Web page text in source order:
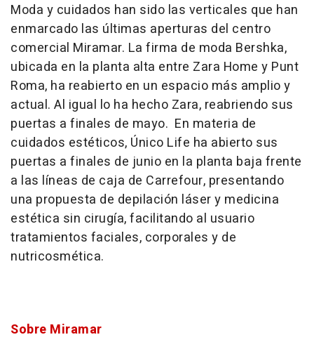
Moda y cuidados han sido las verticales que han
enmarcado las últimas aperturas del centro
comercial Miramar. La firma de moda Bershka,
ubicada en la planta alta entre Zara Home y Punt
Roma, ha reabierto en un espacio más amplio y
actual. Al igual lo ha hecho Zara, reabriendo sus
puertas a finales de mayo. En materia de
cuidados estéticos, Único Life ha abierto sus
puertas a finales de junio en la planta baja frente
a las líneas de caja de Carrefour, presentando
una propuesta de depilación láser y medicina
estética sin cirugía, facilitando al usuario
tratamientos faciales, corporales y de
nutricosmética.
Sobre Miramar